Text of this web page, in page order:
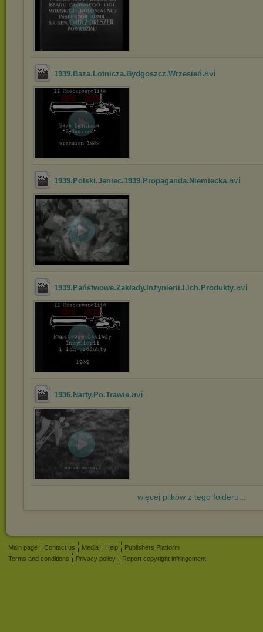
1939.Baza.Lotnicza.Bydgoszcz.Wrzesień.avi
1939.Polski.Jeniec.1939.Propaganda.Niemiecka.avi
1939.Państwowe.Zakłady.Inżynierii.I.Ich.Produkty.avi
1936.Narty.Po.Trawie.avi
więcej plików z tego folderu...
Main page Contact us Media Help
Publishers Platform
Terms and conditions
Privacy policy Report copyright infringement